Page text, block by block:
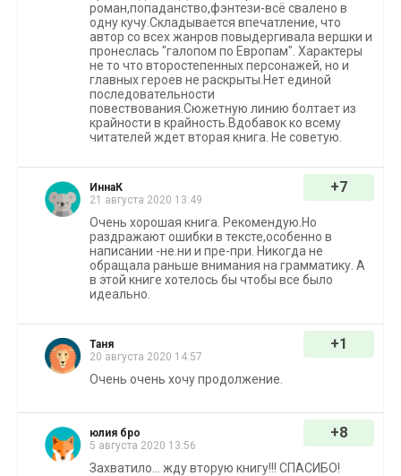
роман,попаданство,фэнтези-всё свалено в
одну кучу.Складывается впечатление, что
автор со всех жанров повыдергивала вершки и
пронеслась "галопом по Европам". Характеры
не то что второстепенных персонажей, но и
главных героев не раскрыты.Нет единой
последовательности
повествования.Сюжетную линию болтает из
крайности в крайность.Вдобавок ко всему
читателей ждет вторая книга. Не советую.
ИннаК
21 августа 2020 13:49
+7
Очень хорошая книга. Рекомендую.Но
раздражают ошибки в тексте,особенно в
написании -не.ни и пре-при. Никогда не
обращала раньше внимания на грамматику. А
в этой книге хотелось бы чтобы все было
идеально.
Таня
20 августа 2020 14:57
+1
Очень очень хочу продолжение.
юлия бро
5 августа 2020 13:56
+8
Захватило... жду вторую книгу!!! СПАСИБО!